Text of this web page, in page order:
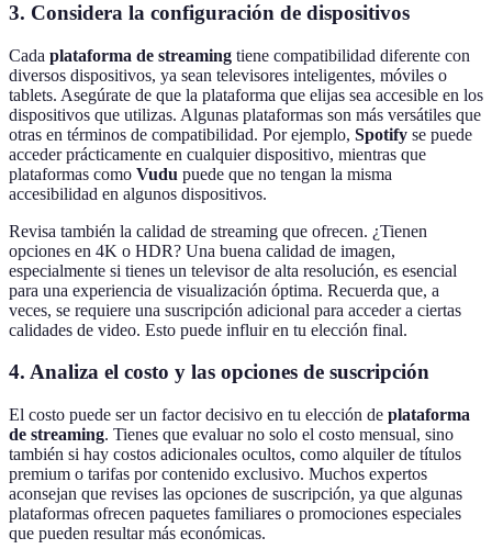
3. Considera la configuración de dispositivos
Cada plataforma de streaming tiene compatibilidad diferente con
diversos dispositivos, ya sean televisores inteligentes, móviles o
tablets. Asegúrate de que la plataforma que elijas sea accesible en los
dispositivos que utilizas. Algunas plataformas son más versátiles que
otras en términos de compatibilidad. Por ejemplo, Spotify se puede
acceder prácticamente en cualquier dispositivo, mientras que
plataformas como Vudu puede que no tengan la misma
accesibilidad en algunos dispositivos.
Revisa también la calidad de streaming que ofrecen. ¿Tienen
opciones en 4K o HDR? Una buena calidad de imagen,
especialmente si tienes un televisor de alta resolución, es esencial
para una experiencia de visualización óptima. Recuerda que, a
veces, se requiere una suscripción adicional para acceder a ciertas
calidades de video. Esto puede influir en tu elección final.
4. Analiza el costo y las opciones de suscripción
El costo puede ser un factor decisivo en tu elección de plataforma
de streaming. Tienes que evaluar no solo el costo mensual, sino
también si hay costos adicionales ocultos, como alquiler de títulos
premium o tarifas por contenido exclusivo. Muchos expertos
aconsejan que revises las opciones de suscripción, ya que algunas
plataformas ofrecen paquetes familiares o promociones especiales
que pueden resultar más económicas.